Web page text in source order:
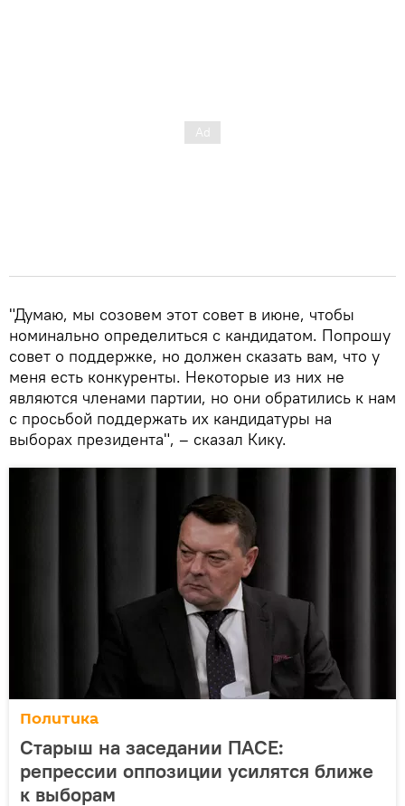
"Думаю, мы созовем этот совет в июне, чтобы
номинально определиться с кандидатом. Попрошу
совет о поддержке, но должен сказать вам, что у
меня есть конкуренты. Некоторые из них не
являются членами партии, но они обратились к нам
с просьбой поддержать их кандидатуры на
выборах президента", – сказал Кику.
Политика
Старыш на заседании ПАСЕ:
репрессии оппозиции усилятся ближе
к выборам